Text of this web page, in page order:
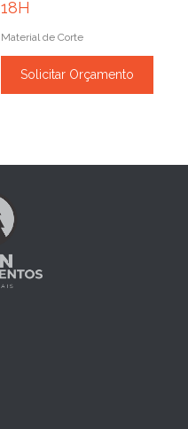
18H
Material de Corte
Solicitar Orçamento